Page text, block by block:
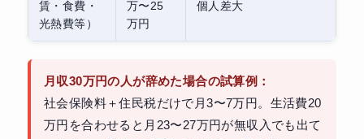
賃・食費・
光熱費等）
万〜25
万円
個人差大
月収30万円の人が辞めた場合の試算例：
社会保険料＋住民税だけで月3〜7万円。生活費20
万円を合わせると月23〜27万円が無収入でも出て